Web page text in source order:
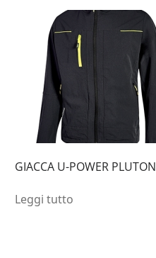
GIACCA U-POWER PLUTON
Leggi tutto